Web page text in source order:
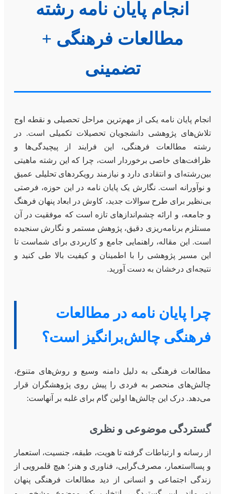
انجام پایان نامه رشته
مطالعات فرهنگی +
تضمینی
انجام پایان نامه یکی از مهم‌ترین مراحل تحصیلی و نقطه اوج
تلاش‌های پژوهشی دانشجویان تحصیلات تکمیلی است. در
رشته مطالعات فرهنگی، این فرایند از پیچیدگی‌ها و
ظرافت‌های خاصی برخوردار است، چرا که این رشته ماهیتی
بین‌رشته‌ای و انتقادی دارد و نیازمند رویکردهای تحلیلی عمیق
و نوآورانه است. نگارش یک پایان نامه در این حوزه، فرصتی
بی‌نظیر برای طرح سوالات جدید، کاوش در ابعاد پنهان فرهنگ
و جامعه، و ارائه چشم‌اندازهای تازه است که موفقیت در آن
مستلزم برنامه‌ریزی دقیق، پژوهش مستمر و نگارش سنجیده
است. این مقاله، راهنمایی جامع و کاربردی برای شماست تا
این مسیر پژوهشی را با اطمینان و کیفیت بالا طی کنید و
نتیجه‌ای درخشان به دست آورید.
چرا پایان نامه در مطالعات
فرهنگی چالش‌برانگیز است؟
مطالعات فرهنگی به دلیل دامنه وسیع و روش‌های متنوع،
چالش‌های منحصر به فردی را پیش روی پژوهشگران قرار
می‌دهد. درک این چالش‌ها اولین گام برای غلبه بر آنهاست:
گستردگی موضوعی و نظری
از رسانه و ارتباطات گرفته تا هویت، طبقه، جنسیت، استعمار
و پسااستعمار، مصرف‌گرایی، فناوری و هنر؛ هیچ قلمرویی از
زندگی اجتماعی و انسانی از دید مطالعات فرهنگی پنهان